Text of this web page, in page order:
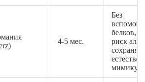
4-5 мес.
Без
белков,
риск
сохраняет
мимику